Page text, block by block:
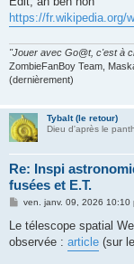
https://fr.wikipedia.org/
"Jouer avec Go@t, c'est à
ZombieFanBoy Team,
(dernièrement)
Tybalt (le retour)
Dieu d'après le
Re: Inspi
fusées et E.T.
M
s
a
ven. janv. 09, 2026 10:10
Le télescope spatial
observée : article (sur